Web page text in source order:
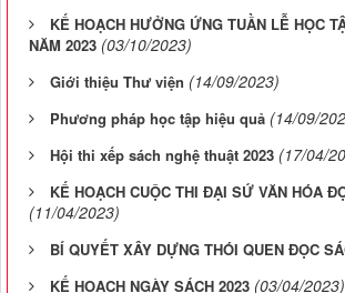
KẾ HOẠCH HƯỞNG ỨNG TUẦN LỄ HỌC
NĂM 2023 (03/10/2023)
Giới thiệu Thư viện (14/09/2023)
Phương pháp học tập hiệu quả (14/09/
Hội thi xếp sách nghệ thuật 2023 (17/04/
KẾ HOẠCH CUỘC THI ĐẠI SỨ VĂN HÓA
(11/04/2023)
BÍ QUYẾT XÂY DỰNG THÓI QUEN ĐỌC
KẾ HOẠCH NGÀY SÁCH 2023 (03/04/2023)